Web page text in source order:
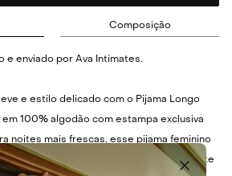
Composição
e enviado por Ava Intimates.
e estilo delicado com o Pijama Longo
100% algodão com estampa exclusiva
noites mais frescas, esse pijama feminino
da viscose com uma modelagem elegante